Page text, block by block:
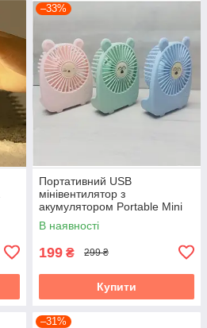
–33%
Портативний USB
мінівентилятор з
акумулятором Portable Mini
Fan (настільний)
В наявності
199 ₴ 299 ₴
Купити
–31%